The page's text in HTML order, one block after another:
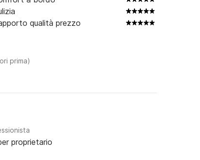
qualità prezzo
prima)
proprietario